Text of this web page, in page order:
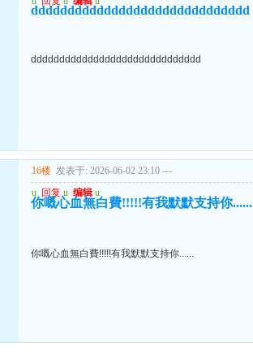
dddddddddddddddddddddddddddddd
dddddddddddddddddddddddddddddd
16楼 发表于: 2026-06-02 23:10 ---
u 回复 u 编辑 u
你嘅心血無白費!!!!!有我默默支持你......
你嘅心血無白費!!!!!有我默默支持你......